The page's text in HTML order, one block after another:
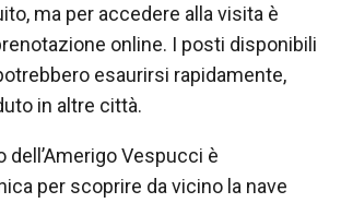
ma per accedere alla visita è
online. I posti disponibili
esaurirsi rapidamente,
in altre città.
dell’Amerigo Vespucci è
per scoprire da vicino la nave